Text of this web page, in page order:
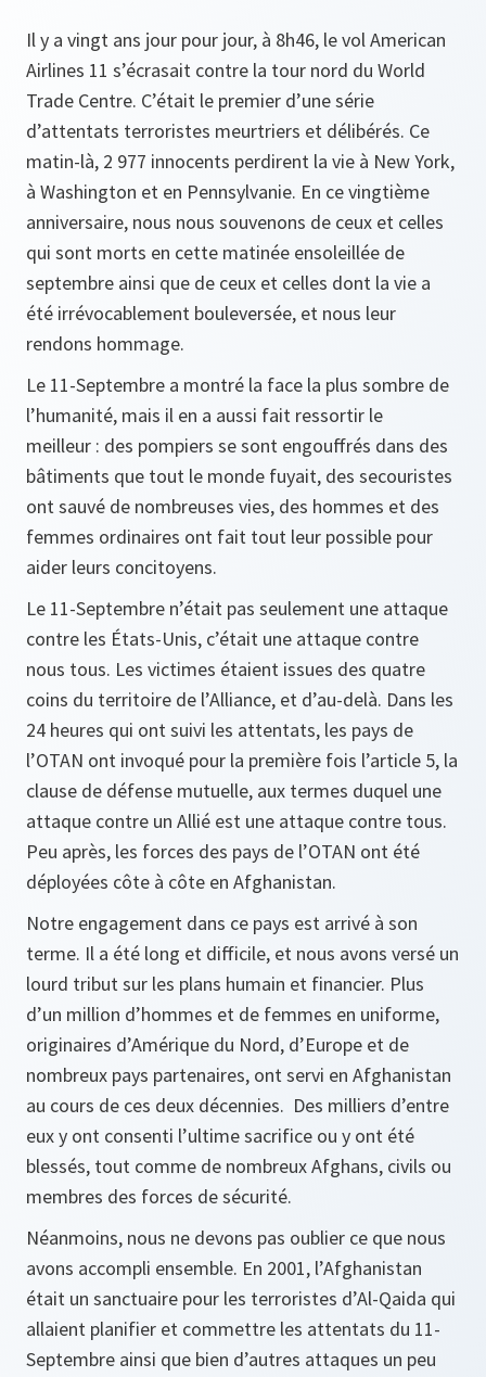
Il y a vingt ans jour pour jour, à 8h46, le vol American
Airlines 11 s’écrasait contre la tour nord du World
Trade Centre. C’était le premier d’une série
d’attentats terroristes meurtriers et délibérés. Ce
matin-là, 2 977 innocents perdirent la vie à New York,
à Washington et en Pennsylvanie. En ce vingtième
anniversaire, nous nous souvenons de ceux et celles
qui sont morts en cette matinée ensoleillée de
septembre ainsi que de ceux et celles dont la vie a
été irrévocablement bouleversée, et nous leur
rendons hommage.
Le 11-Septembre a montré la face la plus sombre de
l’humanité, mais il en a aussi fait ressortir le
meilleur : des pompiers se sont engouffrés dans des
bâtiments que tout le monde fuyait, des secouristes
ont sauvé de nombreuses vies, des hommes et des
femmes ordinaires ont fait tout leur possible pour
aider leurs concitoyens.
Le 11-Septembre n’était pas seulement une attaque
contre les États-Unis, c’était une attaque contre
nous tous. Les victimes étaient issues des quatre
coins du territoire de l’Alliance, et d’au-delà. Dans les
24 heures qui ont suivi les attentats, les pays de
l’OTAN ont invoqué pour la première fois l’article 5, la
clause de défense mutuelle, aux termes duquel une
attaque contre un Allié est une attaque contre tous.
Peu après, les forces des pays de l’OTAN ont été
déployées côte à côte en Afghanistan.
Notre engagement dans ce pays est arrivé à son
terme. Il a été long et difficile, et nous avons versé un
lourd tribut sur les plans humain et financier. Plus
d’un million d’hommes et de femmes en uniforme,
originaires d’Amérique du Nord, d’Europe et de
nombreux pays partenaires, ont servi en Afghanistan
au cours de ces deux décennies. Des milliers d’entre
eux y ont consenti l’ultime sacrifice ou y ont été
blessés, tout comme de nombreux Afghans, civils ou
membres des forces de sécurité.
Néanmoins, nous ne devons pas oublier ce que nous
avons accompli ensemble. En 2001, l’Afghanistan
était un sanctuaire pour les terroristes d’Al-Qaida qui
allaient planifier et commettre les attentats du 11-
Septembre ainsi que bien d’autres attaques un peu